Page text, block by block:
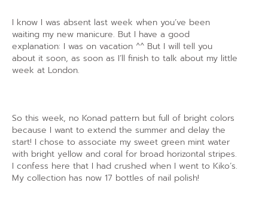
I know I was absent last week when you’ve been
waiting my new manicure. But I have a good
explanation: I was on vacation ^^ But I will tell you
about it soon, as soon as I’ll finish to talk about my little
week at London.
So this week, no Konad pattern but full of bright colors
because I want to extend the summer and delay the
start! I chose to associate my sweet green mint water
with bright yellow and coral for broad horizontal stripes.
I confess here that I had crushed when I went to Kiko’s.
My collection has now 17 bottles of nail polish!